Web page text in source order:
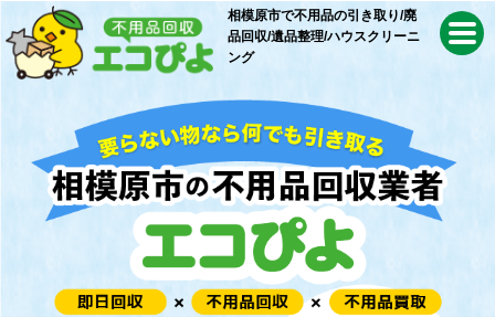
相模原市で不用品の引き取り/廃
品回収/遺品整理/ハウスクリーニ
ング